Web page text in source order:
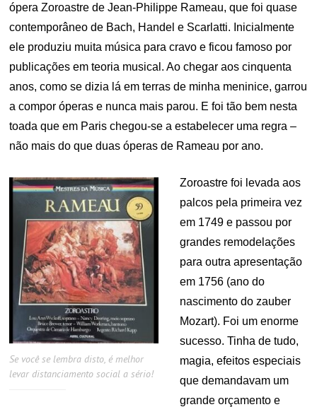
ópera Zoroastre de Jean-Philippe Rameau, que foi quase
contemporâneo de Bach, Handel e Scarlatti. Inicialmente
ele produziu muita música para cravo e ficou famoso por
publicações em teoria musical. Ao chegar aos cinquenta
anos, como se dizia lá em terras de minha meninice, garrou
a compor óperas e nunca mais parou. E foi tão bem nesta
toada que em Paris chegou-se a estabelecer uma regra –
não mais do que duas óperas de Rameau por ano.
Se você se lembra disto, é melhor
levar distanciamento social a sério!
Zoroastre foi levada aos
palcos pela primeira vez
em 1749 e passou por
grandes remodelações
para outra apresentação
em 1756 (ano do
nascimento do zauber
Mozart). Foi um enorme
sucesso. Tinha de tudo,
magia, efeitos especiais
que demandavam um
grande orçamento e